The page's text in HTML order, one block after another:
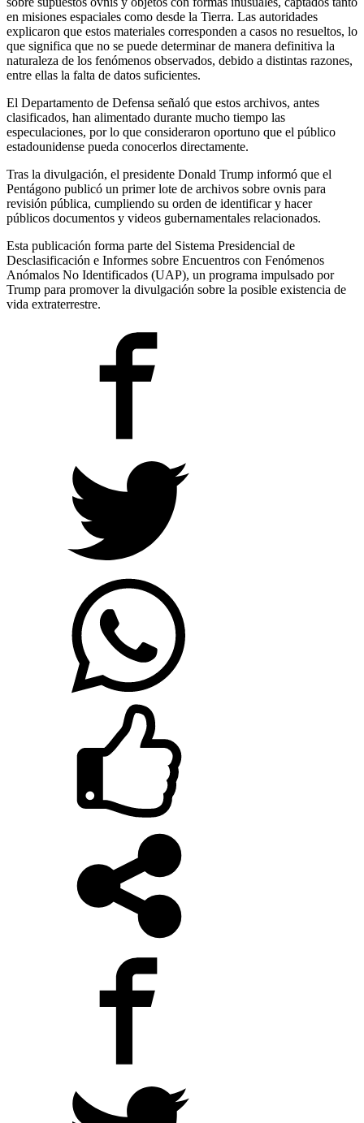
en misiones espaciales como desde la Tierra. Las autoridades
explicaron que estos materiales corresponden a casos no resueltos, lo
que significa que no se puede determinar de manera definitiva la
naturaleza de los fenómenos observados, debido a distintas razones,
entre ellas la falta de datos suficientes.
El Departamento de Defensa señaló que estos archivos, antes
clasificados, han alimentado durante mucho tiempo las
especulaciones, por lo que consideraron oportuno que el público
estadounidense pueda conocerlos directamente.
Tras la divulgación, el presidente Donald Trump informó que el
Pentágono publicó un primer lote de archivos sobre ovnis para
revisión pública, cumpliendo su orden de identificar y hacer
públicos documentos y videos gubernamentales relacionados.
Esta publicación forma parte del Sistema Presidencial de
Desclasificación e Informes sobre Encuentros con Fenómenos
Anómalos No Identificados (UAP), un programa impulsado por
Trump para promover la divulgación sobre la posible existencia de
vida extraterrestre.